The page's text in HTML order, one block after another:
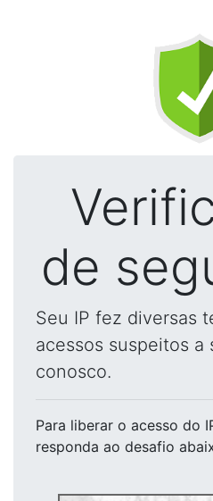
de
Seu IP fez diversas
acessos suspeitos a
conosco.
Para liberar o acesso do
responda ao desafio